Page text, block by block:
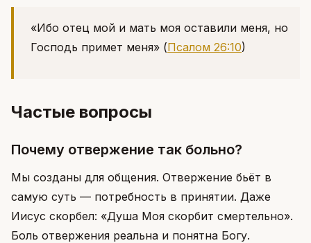
«Ибо отец мой и мать моя оставили меня, но
Господь примет меня» (Псалом 26:10)
Частые вопросы
Почему отвержение так больно?
Мы созданы для общения. Отвержение бьёт в
самую суть — потребность в принятии. Даже
Иисус скорбел: «Душа Моя скорбит смертельно».
Боль отвержения реальна и понятна Богу.